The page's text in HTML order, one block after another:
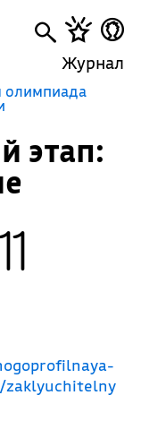
Журнал
олимпиада
этап:
zaklyuchitelny